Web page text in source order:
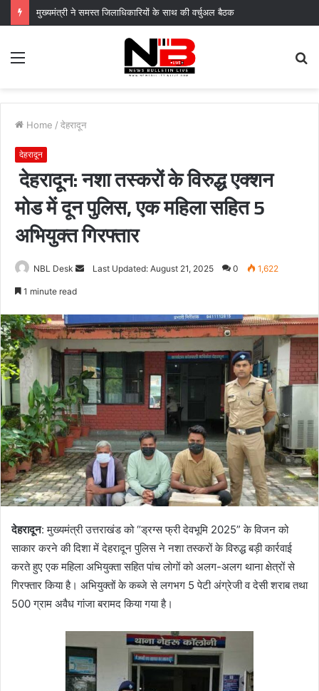
Menu
Home / देहरादून
देहरादून
देहरादून: नशा तस्करों के विरुद्ध एक्शन
मोड में दून पुलिस, एक महिला सहित 5
अभियुक्त गिरफ्तार
NBL Desk
SendLast Updated: August 21, 2025 0 1,622
1 minute read
देहरादून: मुख्यमंत्री उत्तराखंड को “ड्रग्स फ्री देवभूमि 2025” के विजन को
साकार करने की दिशा में देहरादून पुलिस ने नशा तस्करों के विरुद्ध बड़ी कार्रवाई
करते हुए एक महिला अभियुक्ता सहित पांच लोगों को अलग-अलग थाना क्षेत्रों से
गिरफ्तार किया है। अभियुक्तों के कब्जे से लगभग 5 पेटी अंग्रेजी व देसी शराब तथा
500 ग्राम अवैध गांजा बरामद किया गया है।